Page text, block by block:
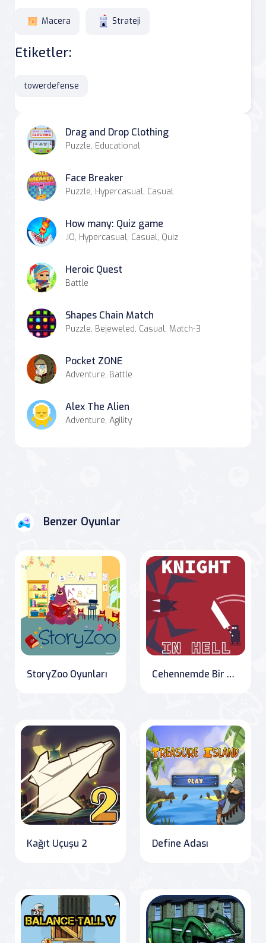
Macera Strateji
Etiketler:
towerdefense
Drag and Drop Clothing
Puzzle, Educational
Face Breaker
Puzzle, Hypercasual, Casual
How many: Quiz game
.IO, Hypercasual, Casual, Quiz
Heroic Quest
Battle
Shapes Chain Match
Puzzle, Bejeweled, Casual, Match-3
Pocket ZONE
Adventure, Battle
Alex The Alien
Adventure, Agility
Benzer Oyunlar
StoryZoo Oyunları Cehennemde Bir Şövalye
Kağıt Uçuşu 2 Define Adası